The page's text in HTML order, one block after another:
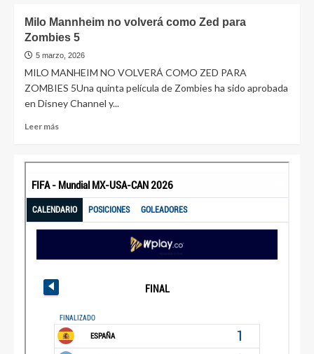
Milo Mannheim no volverá como Zed para
Zombies 5
5 marzo, 2026
MILO MANHEIM NO VOLVERÁ COMO ZED PARA
ZOMBIES 5Una quinta película de Zombies ha sido aprobada
en Disney Channel y...
Leer más